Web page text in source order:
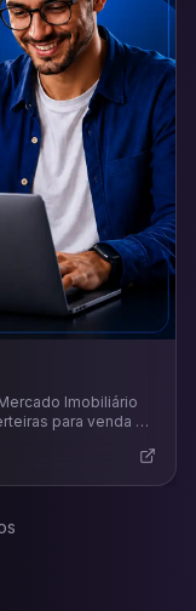
Imobiliário
para venda e